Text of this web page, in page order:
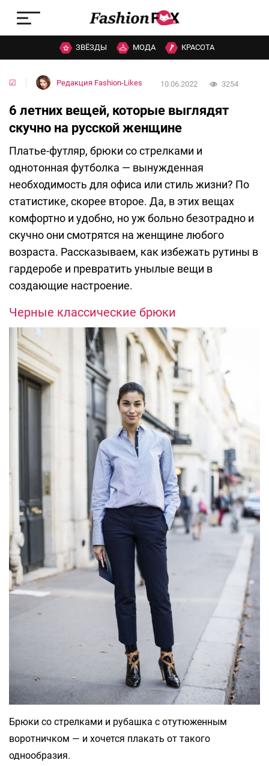
ЗВЁЗДЫ МОДА КРАСОТА
☑ Редакция Fashion-Likes 10.06.2022 3254
6 летних вещей, которые выглядят
скучно на русской женщине
Платье-футляр, брюки со стрелками и
однотонная футболка — вынужденная
необходимость для офиса или стиль жизни? По
статистике, скорее второе. Да, в этих вещах
комфортно и удобно, но уж больно безотрадно и
скучно они смотрятся на женщине любого
возраста. Рассказываем, как избежать рутины в
гардеробе и превратить унылые вещи в
создающие настроение.
Черные классические брюки
Брюки со стрелками и рубашка с отутюженным
воротничком — и хочется плакать от такого
однообразия.